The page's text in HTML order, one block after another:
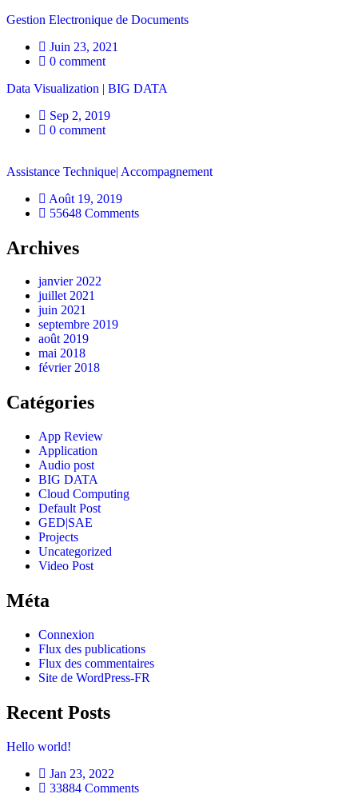
Gestion Electronique de Documents
Juin 23, 2021
0 comment
Data Visualization | BIG DATA
Sep 2, 2019
0 comment
Assistance Technique| Accompagnement
Août 19, 2019
55648 Comments
Archives
janvier 2022
juillet 2021
juin 2021
septembre 2019
août 2019
mai 2018
février 2018
Catégories
App Review
Application
Audio post
BIG DATA
Cloud Computing
Default Post
GED|SAE
Projects
Uncategorized
Video Post
Méta
Connexion
Flux des publications
Flux des commentaires
Site de WordPress-FR
Recent Posts
Hello world!
Jan 23, 2022
33884 Comments